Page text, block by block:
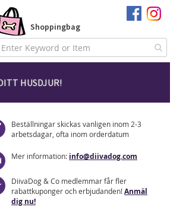
Shoppingbag
HUSDJUR!
Beställningar skickas vanligen inom 2-3
arbetsdagar, ofta inom orderdatum
Mer information: info@diivadog.com
DiivaDog & Co medlemmar får fler
rabattkuponger och erbjudanden!Anmäl
dig nu!